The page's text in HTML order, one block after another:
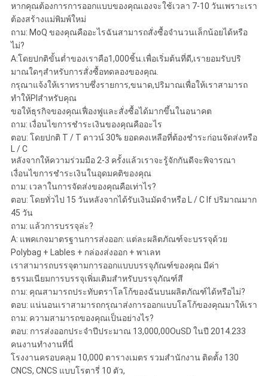
หากคุณต้องการการออกแบบของคุณเองจะใช้เวลา 7-10 วันเพราะเรา
ต้องสร้างแม่พิมพ์ใหม่
ถาม: MoQ ของคุณคืออะไรฉันสามารถสั่งซื้อจำนวนเล็กน้อยได้หรือ
ไม่?
A:โดยปกติขั้นต่ำของเราคือ1,000ชิ้น.เพื่อเริ่มต้นที่ดี,เรายอมรับปริ
มาณใดๆสำหรับการสั่งซื้อทดลองของคุณ.
กรุณาแจ้งให้เราทราบซึ่งรายการ,ขนาด,ปริมาณเพื่อให้เราสามารถ
ทำให้Plสำหรับคุณ
ขอให้ธุรกิจของคุณเฟื่องฟูและสั่งซื้อได้มากขึ้นในอนาคต
ถาม: เงื่อนไขการชำระเงินของคุณคืออะไร
ตอบ: โดยปกติ T / T ดาวน์ 30% ยอดคงเหลือที่ต้องชำระก่อนจัดส่งหรือ
L / C
หลังจากให้ความร่วมมือ 2-3 ครั้งแล้วเราจะรู้จักกันดีจะพิจารณา
เงื่อนไขการชำระเงินในอุดมคติของคุณ
ถาม: เวลาในการจัดส่งของคุณคือเท่าไร?
ตอบ: โดยทั่วไป 15 วันหลังจากได้รับเงินมัดจำหรือ L / C lf ปริมาณมาก
45 วัน
ถาม: แล้วการบรรจุล่ะ?
A: แพคเกจมาตรฐานการส่งออก: แต่ละผลิตภัณฑ์จะบรรจุด้วย
Polybag + Lables + กล่องส่งออก + พาเลท
เราสามารถบรรจุตามการออกแบบบรรจุภัณฑ์ของคุณ มีค่า
ธรรมเนียมการบรรจุเพิ่มเติมสำหรับบรรจุภัณฑ์สี
ถาม: คุณสามารถประทับตราโลโก้ของฉันบนผลิตภัณฑ์ได้หรือไม่?
ตอบ: แน่นอนเราสามารถกรุณาส่งการออกแบบโลโก้ของคุณมาให้เรา
ถาม: ความสามารถของคุณเป็นอย่างไร?
ตอบ: การส่งออกประจำปีประมาณ 13,000,00OuSD ในปี 2014.233
คนงานทำงานที่นี่
โรงงานครอบคลุม 10,000 ตารางเมตร รวมสำนักงาน ติดตั้ง 130
CNCS, CNCS แบบโรตารี่ 10 ตัว,